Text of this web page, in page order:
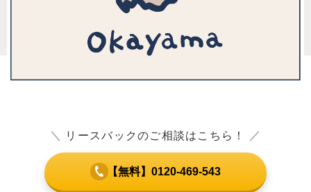
＼ リースバックのご相談はこちら！ ／
【無料】0120-469-543